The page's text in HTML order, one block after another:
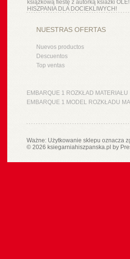
książkową fiestę z autorką ksiażki OLÉ!
HISZPANIA DLA DOCIEKLIWYCH!
NUESTRAS OFERTAS
Nuevos productos
Descuentos
Top ventas
EMBARQUE 1 ROZKŁAD MATERIAŁU
EMBARQUE 1 MODEL ROZKŁADU
Ważne: Użytkowanie sklepu oznacza
© 2026 ksiegarniahiszpanska.pl by